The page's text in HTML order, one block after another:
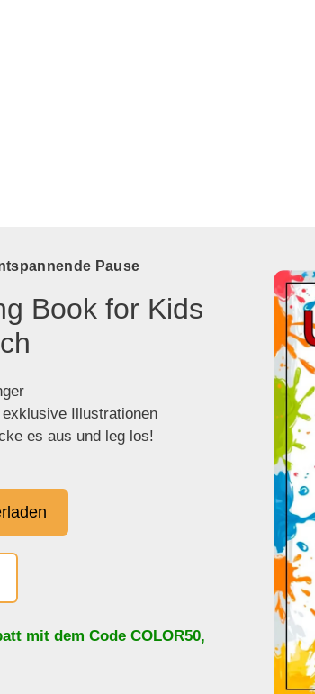
Pause
Book for Kids
Illustrationen
es aus und leg los!
mit dem Code COLOR50,